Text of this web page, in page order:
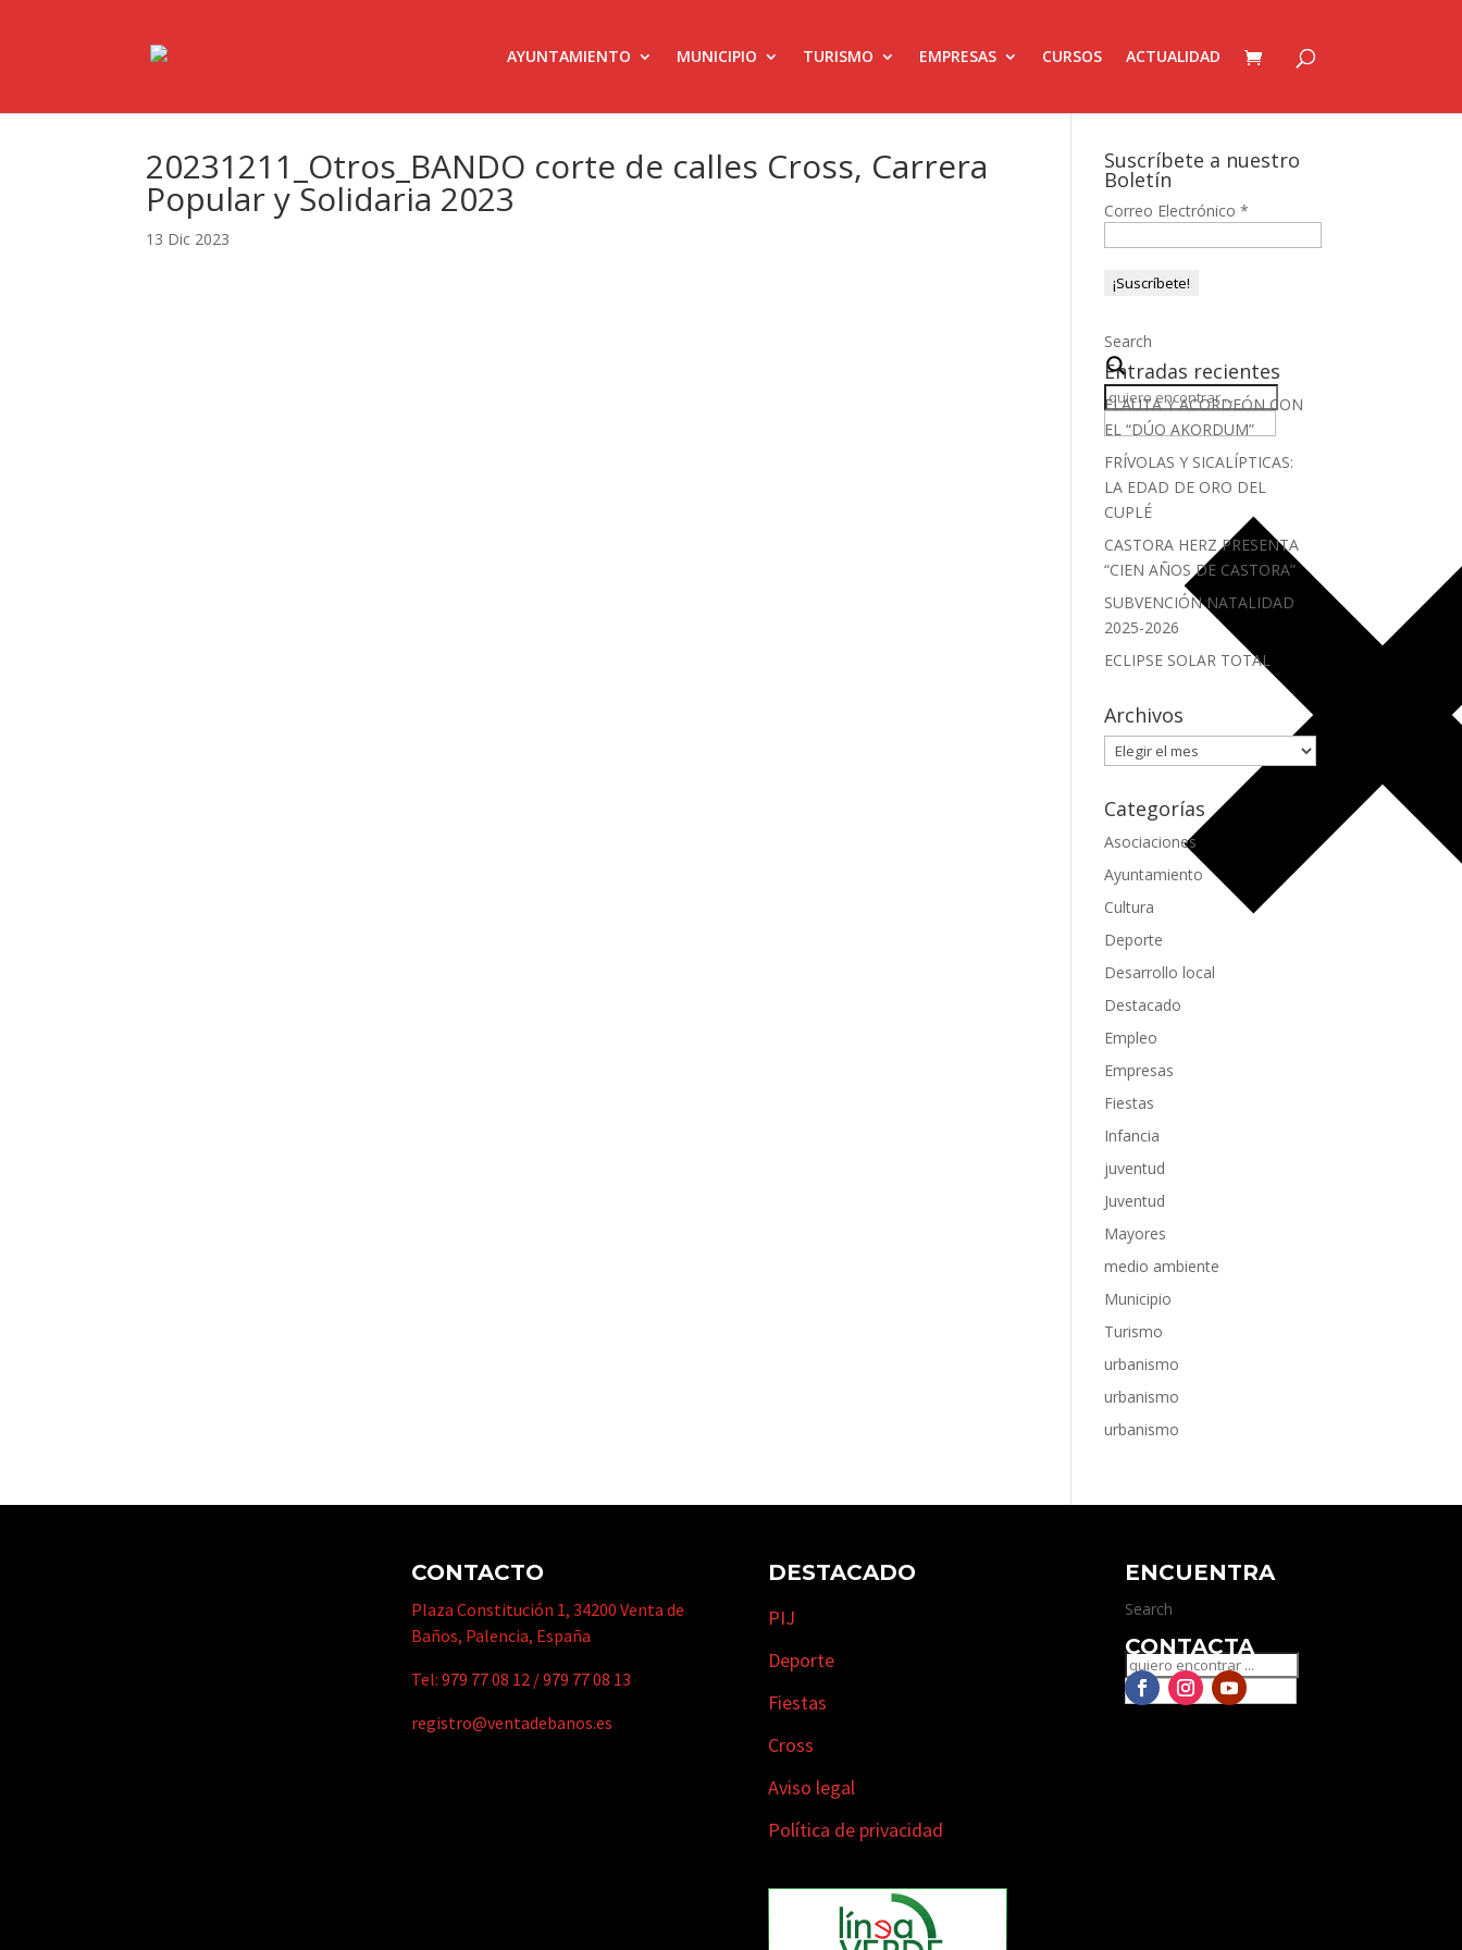
AYUNTAMIENTO MUNICIPIO TURISMO EMPRESAS CURSOS ACTUALIDAD
20231211_Otros_BANDO corte de calles Cross, Carrera
Popular y Solidaria 2023
13 Dic 2023
Suscríbete a nuestro
Boletín
Correo Electrónico*
Search
Entradas recientes
FLAUTA Y ACORDEÓN CON
EL “DÚO AKORDUM”
FRÍVOLAS Y SICALÍPTICAS:
LA EDAD DE ORO DEL
CUPLÉ
CASTORA HERZ PRESENTA
“CIEN AÑOS DE CASTORA”
SUBVENCIÓN NATALIDAD
2025-2026
ECLIPSE SOLAR TOTAL
Archivos
Archivos
Categorías
Asociaciones
Ayuntamiento
Cultura
Deporte
Desarrollo local
Destacado
Empleo
Empresas
Fiestas
Infancia
juventud
Juventud
Mayores
medio ambiente
Municipio
Turismo
urbanismo
urbanismo
urbanismo
CONTACTO
Plaza Constitución 1, 34200 Venta de
Baños, Palencia, España
Tel:979 77 08 12 /979 77 08 13
registro@ventadebanos.es
DESTACADO
PIJ
Deporte
Fiestas
Cross
Aviso legal
Política de privacidad
ENCUENTRA
Search
CONTACTA